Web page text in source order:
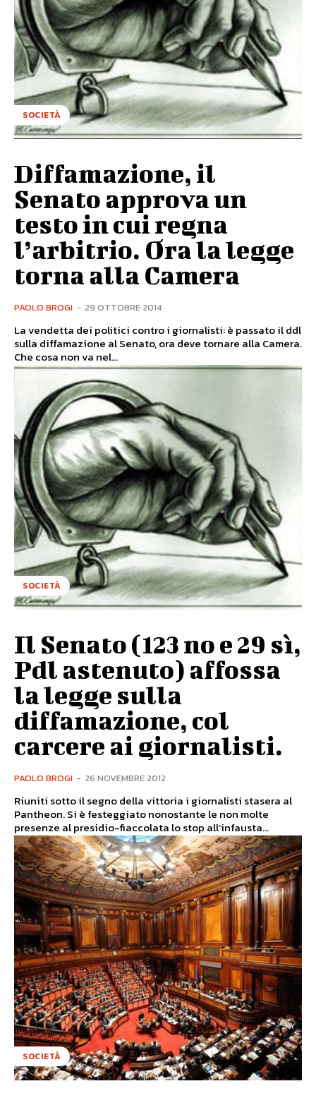
SOCIETÀ
Diffamazione, il
Senato approva un
testo in cui regna
l’arbitrio. Ora la legge
torna alla Camera
PAOLO BROGI - 29 OTTOBRE 2014
La vendetta dei politici contro i giornalisti: è passato il ddl
sulla diffamazione al Senato, ora deve tornare alla Camera.
Che cosa non va nel...
SOCIETÀ
Il Senato (123 no e 29 sì,
Pdl astenuto) affossa
la legge sulla
diffamazione, col
carcere ai giornalisti.
PAOLO BROGI - 26 NOVEMBRE 2012
Riuniti sotto il segno della vittoria i giornalisti stasera al
Pantheon. Si è festeggiato nonostante le non molte
presenze al presidio-fiaccolata lo stop all’infausta...
SOCIETÀ